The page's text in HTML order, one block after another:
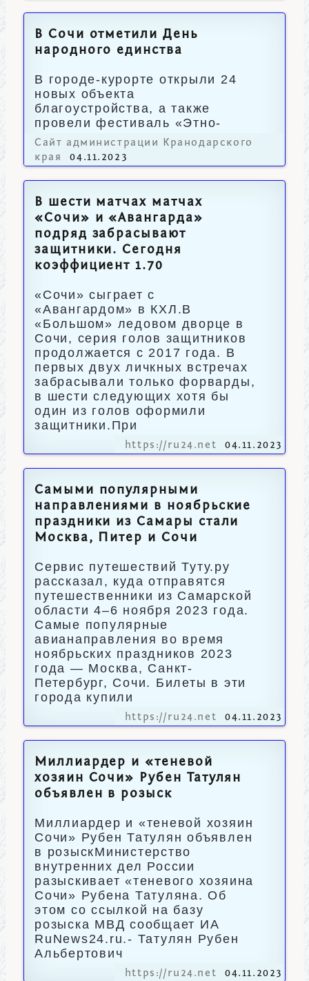
В Сочи отметили День
народного единства
В городе-курорте открыли 24
новых объекта
благоустройства, а также
провели фестиваль «Этно-
Сочи».
Сайт администрации Кранодарского
края
04.11.2023
В шести матчах матчах
«Сочи» и «Авангарда»
подряд забрасывают
защитники. Сегодня
коэффициент 1.70
«Сочи» сыграет с
«Авангардом» в КХЛ.В
«Большом» ледовом дворце в
Сочи, серия голов защитников
продолжается с 2017 года. В
первых двух личкных встречах
забрасывали только форварды,
в шести следующих хотя бы
один из голов оформили
защитники.При
https://ru24.net 04.11.2023
Самыми популярными
направлениями в ноябрьские
праздники из Самары стали
Москва, Питер и Сочи
Сервис путешествий Туту.ру
рассказал, куда отправятся
путешественники из Самарской
области 4–6 ноября 2023 года.
Самые популярные
авианаправления во время
ноябрьских праздников 2023
года — Москва, Санкт-
Петербург, Сочи. Билеты в эти
города купили
https://ru24.net 04.11.2023
Миллиардер и «теневой
хозяин Сочи» Рубен Татулян
объявлен в розыск
Миллиардер и «теневой хозяин
Сочи» Рубен Татулян объявлен
в розыскМинистерство
внутренних дел России
разыскивает «теневого хозяина
Сочи» Рубена Татуляна. Об
этом со ссылкой на базу
розыска МВД сообщает ИА
RuNews24.ru.- Татулян Рубен
Альбертович
https://ru24.net 04.11.2023